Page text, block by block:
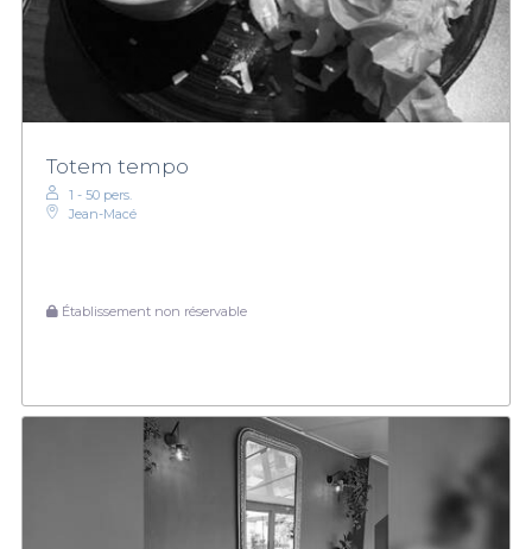
Totem tempo
1 - 50 pers.
Jean-Macé
Établissement non réservable